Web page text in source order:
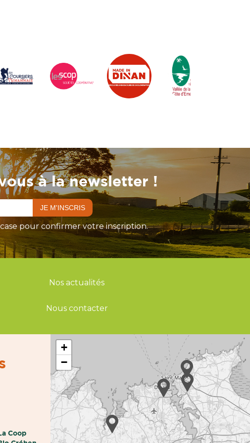
à la newsletter !
pour confirmer votre inscription.
Nos actualités
Nous contacter
Coop
+
−